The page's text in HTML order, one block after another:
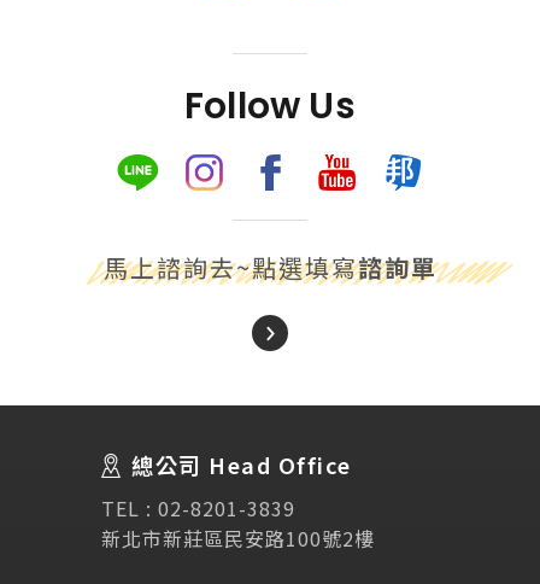
About Us 關於我們
講座活動
Testimonial 學生推薦
Follow Us
馬上諮詢去~點選填寫諮詢單
總公司 Head Office
TEL : 02-8201-3839
新北市新莊區民安路100號2樓